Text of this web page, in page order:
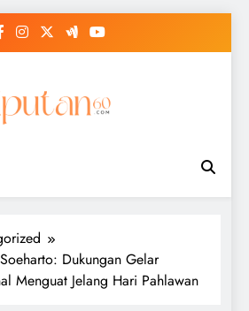
Dukungan Gelar
Menguat Jelang Hari Pahlawan